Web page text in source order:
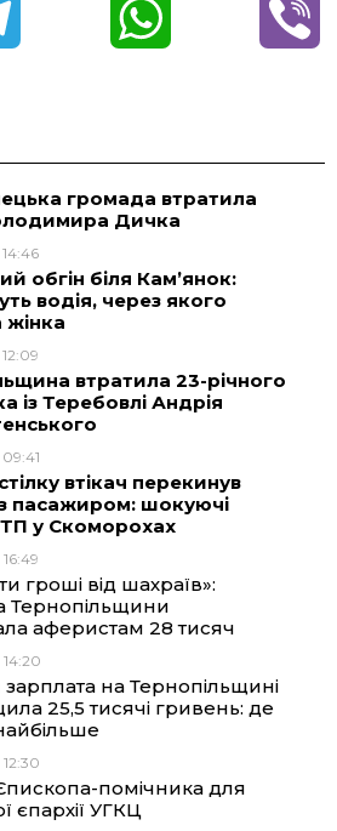
e
g
r
a
t
p
громада втратила
Дичка
обгін біля Кам’янок:
водія, через якого
жінка
втратила 23-річного
із Теребовлі Андрія
втікач перекинув
пасажиром: шокуючі
у Скоморохах
гроші від шахраїв»:
Тернопільщини
аферистам 28 тисяч
на Тернопільщині
25,5 тисячі гривень: де
помічника для
єпархії УГКЦ